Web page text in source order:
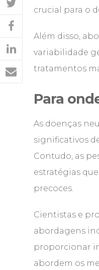
crucial para o
Além disso,
variabilidade
tratamentos
Para
As doenças
significativos
Contudo, as
estratégias
precoces.
Cientistas e
abordagens
proporcionar
abordem os